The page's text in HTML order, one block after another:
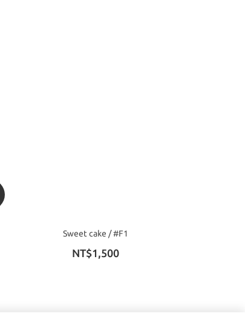
Sweet cake / #F1
NT$1,500